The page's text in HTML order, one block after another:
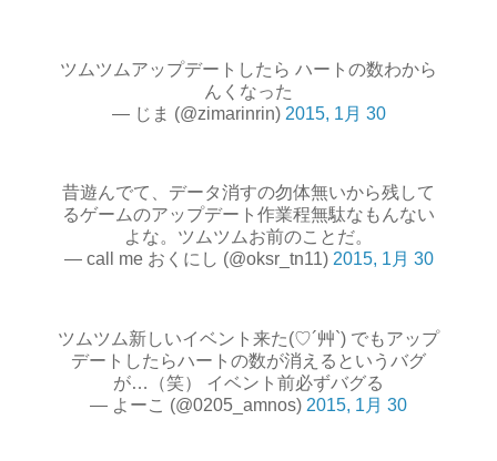
ツムツムアップデートしたら ハートの数わから
んくなった
— じま (@zimarinrin) 2015, 1月 30
昔遊んでて、データ消すの勿体無いから残して
るゲームのアップデート作業程無駄なもんない
よな。ツムツムお前のことだ。
— call me おくにし (@oksr_tn11) 2015, 1月 30
ツムツム新しいイベント来た(♡´艸`) でもアップ
デートしたらハートの数が消えるというバグ
が…（笑） イベント前必ずバグる
— よーこ (@0205_amnos) 2015, 1月 30